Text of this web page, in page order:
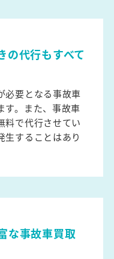
の代行もすべて
必要となる事故車
す。また、事故車
料で代行させてい
生することはあり
な事故車買取